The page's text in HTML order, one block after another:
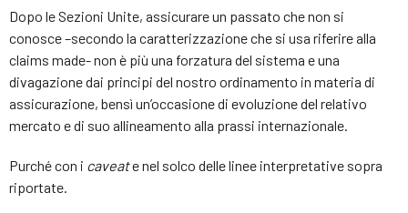
Dopo le Sezioni Unite, assicurare un passato che non si
conosce –secondo la caratterizzazione che si usa riferire alla
claims made- non è più una forzatura del sistema e una
divagazione dai principi del nostro ordinamento in materia di
assicurazione, bensì un’occasione di evoluzione del relativo
mercato e di suo allineamento alla prassi internazionale.
Purché con i caveate nel solco delle linee interpretative sopra
riportate.